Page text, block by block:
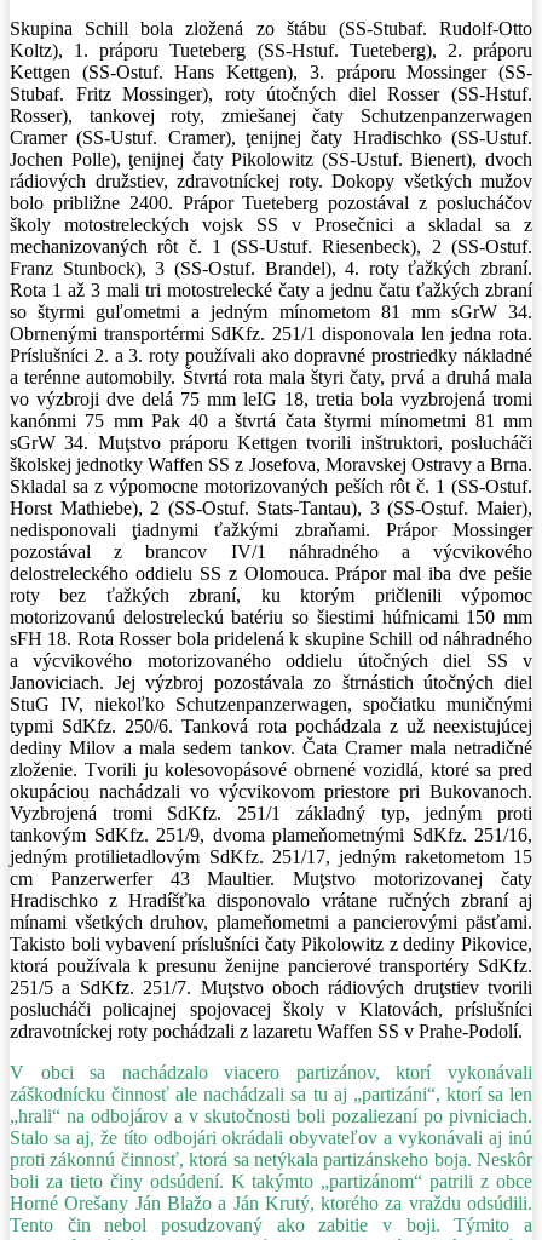
Skupina Schill bola zložená zo štábu (SS-Stubaf. Rudolf-Otto
Koltz), 1. práporu Tueteberg (SS-Hstuf. Tueteberg), 2. práporu
Kettgen (SS-Ostuf. Hans Kettgen), 3. práporu Mossinger (SS-
Stubaf. Fritz Mossinger), roty útočných diel Rosser (SS-Hstuf.
Rosser), tankovej roty, zmiešanej čaty Schutzenpanzerwagen
Cramer (SS-Ustuf. Cramer), ţenijnej čaty Hradischko (SS-Ustuf.
Jochen Polle), ţenijnej čaty Pikolowitz (SS-Ustuf. Bienert), dvoch
rádiových družstiev, zdravotníckej roty. Dokopy všetkých mužov
bolo približne 2400. Prápor Tueteberg pozostával z poslucháčov
školy motostreleckých vojsk SS v Prosečnici a skladal sa z
mechanizovaných rôt č. 1 (SS-Ustuf. Riesenbeck), 2 (SS-Ostuf.
Franz Stunbock), 3 (SS-Ostuf. Brandel), 4. roty ťažkých zbraní.
Rota 1 až 3 mali tri motostrelecké čaty a jednu čatu ťažkých zbraní
so štyrmi guľometmi a jedným mínometom 81 mm sGrW 34.
Obrnenými transportérmi SdKfz. 251/1 disponovala len jedna rota.
Príslušníci 2. a 3. roty používali ako dopravné prostriedky nákladné
a terénne automobily. Štvrtá rota mala štyri čaty, prvá a druhá mala
vo výzbroji dve delá 75 mm leIG 18, tretia bola vyzbrojená tromi
kanónmi 75 mm Pak 40 a štvrtá čata štyrmi mínometmi 81 mm
sGrW 34. Muţstvo práporu Kettgen tvorili inštruktori, poslucháči
školskej jednotky Waffen SS z Josefova, Moravskej Ostravy a Brna.
Skladal sa z výpomocne motorizovaných peších rôt č. 1 (SS-Ostuf.
Horst Mathiebe), 2 (SS-Ostuf. Stats-Tantau), 3 (SS-Ostuf. Maier),
nedisponovali ţiadnymi ťažkými zbraňami. Prápor Mossinger
pozostával z brancov IV/1 náhradného a výcvikového
delostreleckého oddielu SS z Olomouca. Prápor mal iba dve pešie
roty bez ťažkých zbraní, ku ktorým pričlenili výpomoc
motorizovanú delostreleckú batériu so šiestimi húfnicami 150 mm
sFH 18. Rota Rosser bola pridelená k skupine Schill od náhradného
a výcvikového motorizovaného oddielu útočných diel SS v
Janoviciach. Jej výzbroj pozostávala zo štrnástich útočných diel
StuG IV, niekoľko Schutzenpanzerwagen, spočiatku muničnými
typmi SdKfz. 250/6. Tanková rota pochádzala z už neexistujúcej
dediny Milov a mala sedem tankov. Čata Cramer mala netradičné
zloženie. Tvorili ju kolesovopásové obrnené vozidlá, ktoré sa pred
okupáciou nachádzali vo výcvikovom priestore pri Bukovanoch.
Vyzbrojená tromi SdKfz. 251/1 základný typ, jedným proti
tankovým SdKfz. 251/9, dvoma plameňometnými SdKfz. 251/16,
jedným protilietadlovým SdKfz. 251/17, jedným raketometom 15
cm Panzerwerfer 43 Maultier. Muţstvo motorizovanej čaty
Hradischko z Hradíšťka disponovalo vrátane ručných zbraní aj
mínami všetkých druhov, plameňometmi a pancierovými päsťami.
Takisto boli vybavení príslušníci čaty Pikolowitz z dediny Pikovice,
ktorá používala k presunu ženijne pancierové transportéry SdKfz.
251/5 a SdKfz. 251/7. Muţstvo oboch rádiových druţstiev tvorili
poslucháči policajnej spojovacej školy v Klatovách, príslušníci
zdravotníckej roty pochádzali z lazaretu Waffen SS v Prahe-Podolí.
V obci sa nachádzalo viacero partizánov, ktorí vykonávali
záškodnícku činnosť ale nachádzali sa tu aj „partizáni“, ktorí sa len
„hrali“ na odbojárov a v skutočnosti boli pozaliezaní po pivniciach.
Stalo sa aj, že títo odbojári okrádali obyvateľov a vykonávali aj inú
proti zákonnú činnosť, ktorá sa netýkala partizánskeho boja. Neskôr
boli za tieto činy odsúdení. K takýmto „partizánom“ patrili z obce
Horné Orešany Ján Blažo a Ján Krutý, ktorého za vraždu odsúdili.
Tento čin nebol posudzovaný ako zabitie v boji. Týmito a